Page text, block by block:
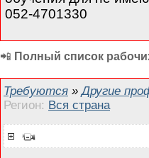
052-4701330
📲 Полный список
Требуются »Другие
Регион: Вся страна